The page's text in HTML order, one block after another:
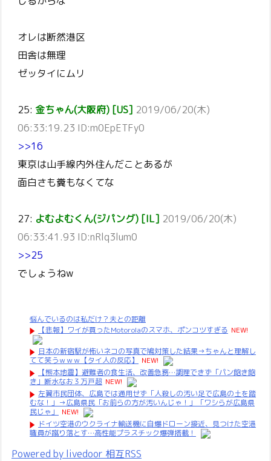
オレは断然港区
田舎は無理
ゼッタイにムリ
25: 金ちゃん(大阪府) [US] 2019/06/20(木)
06:33:19.23 ID:m0EpETFy0
>>16
東京は山手線内外住んだことあるが
面白さも糞もなくてな
27: よむよむくん(ジパング) [IL] 2019/06/20(木)
06:33:41.93 ID:nRlq3lum0
>>25
でしょうねw
悩んでいるのは私だけ？夫との距離
【悲報】ワイが買ったMotorolaのスマホ、ポンコツすぎる NEW!
日本の新宿駅が怖いネコの写真で鳩対策した結果→ちゃんと理解し
てて笑うｗｗｗ【タイ人の反応】
NEW!
【熊本地震】避難者の食生活、改善急務…調理できず「パン飽き飽
き」断水なお３万戸超 NEW!
左翼市民団体、広島では通用せず「人殺しの汚い足で広島の土を踏
むな！」→広島県民「お前らの方が汚いんじゃ！」「ワシらが広島県
民じゃ」
NEW!
ドイツ空港のウクライナ輸送機に自爆ドローン接近、見つけた空港
職員が蹴り落とす…高性能プラスチック爆弾搭載！
Powered by livedoor 相互RSS